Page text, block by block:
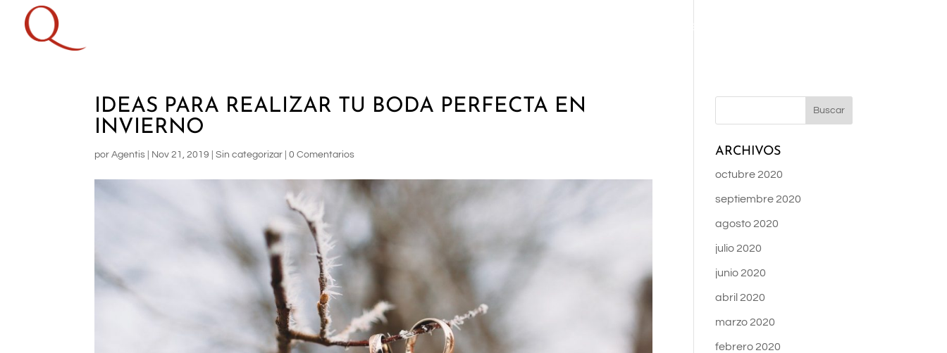
OCEAN CLUB
IDEAS PARA REALIZAR TU BODA PERFECTA EN
INVIERNO
porAgentis Nov 21, 2019 |Sin categorizar |0 Comentarios ARCHIVOS
octubre 2020
septiembre 2020
agosto 2020
julio 2020
junio 2020
abril 2020
marzo 2020
febrero 2020